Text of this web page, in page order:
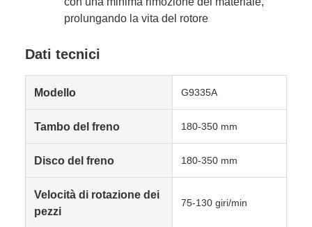
prolungando la vita del rotore
Dati tecnici
Modello G9335A
Tambo del freno 180-350 mm
Disco del freno 180-350 mm
Velocità di rotazione dei
pezzi
75-130 giri/min